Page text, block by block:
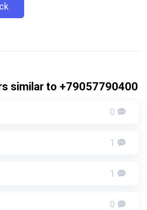
similar to +79057790400
0
1
1
0